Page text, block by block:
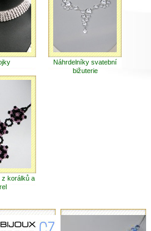
Náhrdelníky svatební
bižuterie
z korálků a